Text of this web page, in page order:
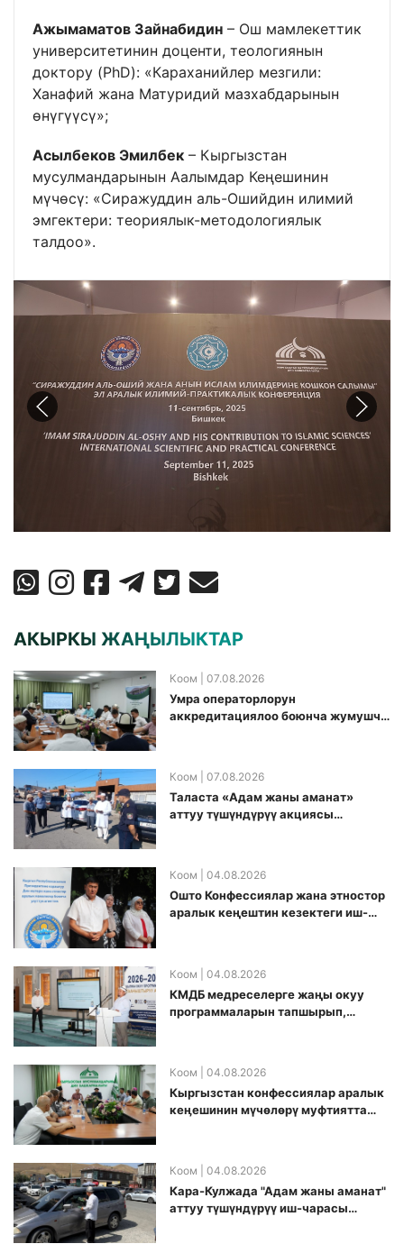
Ажымаматов Зайнабидин – Ош мамлекеттик
университетинин доценти, теологиянын
доктору (PhD): «Караханийлер мезгили:
Ханафий жана Матуридий мазхабдарынын
өнүгүүсү»;
Асылбеков Эмилбек – Кыргызстан
мусулмандарынын Аалымдар Кеңешинин
мүчөсү: «Сиражуддин аль-Ошийдин илимий
эмгектери: теориялык-методологиялык
талдоо».
АКЫРКЫ ЖАҢЫЛЫКТАР
Коом | 07.08.2026
Умра операторлорун
аккредитациялоо боюнча жумушчу
Коом | 07.08.2026
Таласта «Адам жаны аманат»
аттуу түшүндүрүү акциясы
Коом | 04.08.2026
Ошто Конфессиялар жана этностор
аралык кеңештин кезектеги иш-
Коом | 04.08.2026
КМДБ медреселерге жаңы окуу
программаларын тапшырып,
Коом | 04.08.2026
Кыргызстан конфессиялар аралык
кеӊешинин мүчөлөрү муфтиятта
Коом | 04.08.2026
Кара-Кулжада "Адам жаны аманат"
аттуу түшүндүрүү иш-чарасы